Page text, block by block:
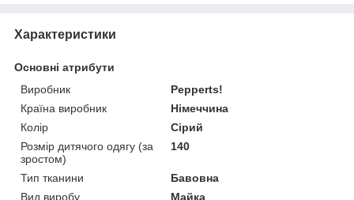
Характеристики
Основні атрибути
Виробник
Pepperts!
Країна виробник
Німеччина
Колір
Сірий
Розмір дитячого одягу (за
зростом)
140
Тип тканини
Бавовна
Вид виробу
Майка